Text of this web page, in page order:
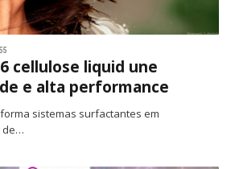
cellulose liquid une
e alta performance
sistemas surfactantes em
de…